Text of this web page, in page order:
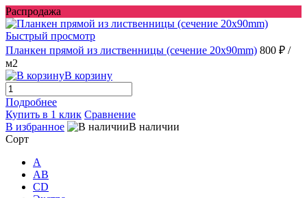
Распродажа
Быстрый просмотр
Планкен прямой из лиственницы (сечение 20х90mm) 800 ₽ /
м2
В корзину
Подробнее
Купить в 1 клик Сравнение
В избранное
В наличии
Сорт
A
AB
CD